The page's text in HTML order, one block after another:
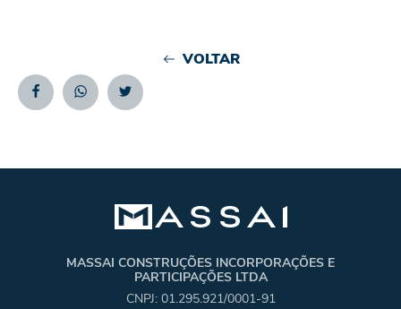
VOLTAR
FacebookWhatsappTwitter
MASSAI CONSTRUÇÕES INCORPORAÇÕES E
PARTICIPAÇÕES LTDA
CNPJ: 01.295.921/0001-91